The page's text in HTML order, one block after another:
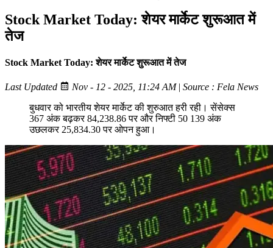
Stock Market Today: शेयर मार्केट शुरूआत में
तेज
Stock Market Today: शेयर मार्केट शुरूआत में तेज
Last Updated Nov - 12 - 2025, 11:24 AM| Source : Fela News
बुधवार को भारतीय शेयर मार्केट की शुरुआत हरी रही। सेंसेक्स
367 अंक बढ़कर 84,238.86 पर और निफ्टी 50 139 अंक
उछलकर 25,834.30 पर ओपन हुआ।